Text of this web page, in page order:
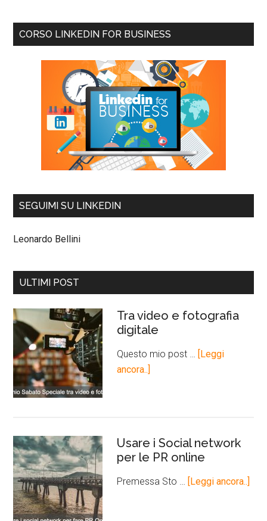
CORSO LINKEDIN FOR BUSINESS
SEGUIMI SU LINKEDIN
Leonardo Bellini
ULTIMI POST
Tra video e fotografia
digitale
Questo mio post …
[Leggi
ancora..]
Usare i Social network
per le PR online
Premessa Sto … [Leggi ancora..]